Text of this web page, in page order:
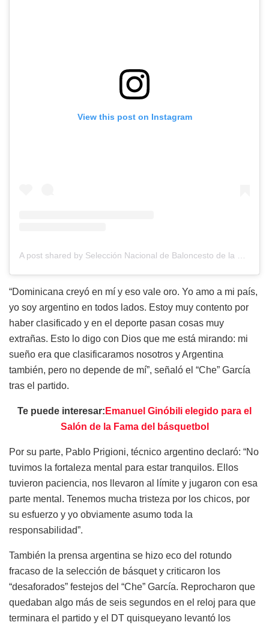
View this post on Instagram
“Dominicana creyó en mí y eso vale oro. Yo amo a mi país,
yo soy argentino en todos lados. Estoy muy contento por
haber clasificado y en el deporte pasan cosas muy
extrañas. Esto lo digo con Dios que me está mirando: mi
sueño era que clasificaramos nosotros y Argentina
también, pero no depende de mí”, señaló el “Che” García
tras el partido.
Te puede interesar: Emanuel Ginóbili elegido para el
Salón de la Fama del básquetbol
Por su parte, Pablo Prigioni, técnico argentino declaró: “No
tuvimos la fortaleza mental para estar tranquilos. Ellos
tuvieron paciencia, nos llevaron al límite y jugaron con esa
parte mental. Tenemos mucha tristeza por los chicos, por
su esfuerzo y yo obviamente asumo toda la
responsabilidad”.
También la prensa argentina se hizo eco del rotundo
fracaso de la selección de básquet y criticaron los
“desaforados” festejos del “Che” García. Reprocharon que
quedaban algo más de seis segundos en el reloj para que
terminara el partido y el DT quisqueyano levantó los